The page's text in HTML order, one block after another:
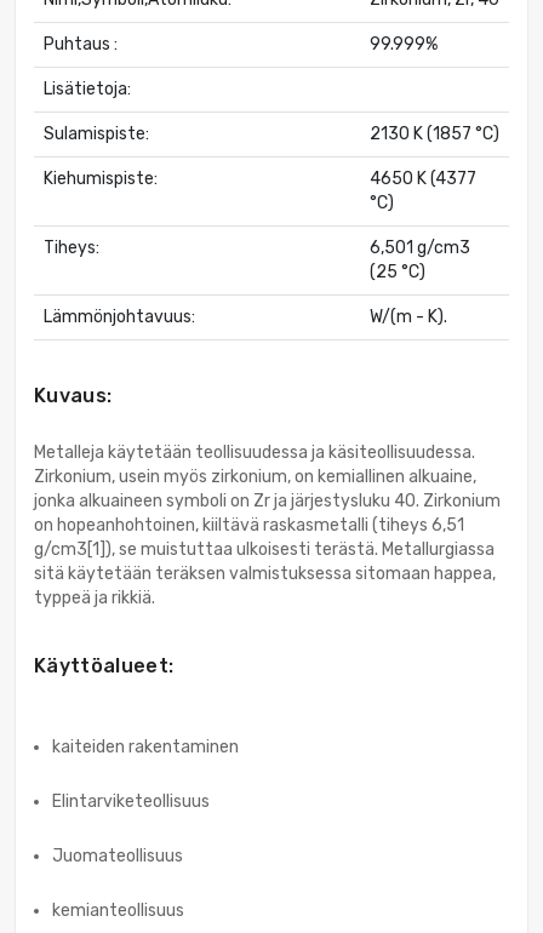
Puhtaus : 99.999%
Lisätietoja:
Sulamispiste: 2130 K (1857 °C)
Kiehumispiste:
4650 K (4377
°C)
Tiheys:
6,501 g/cm3
(25 °C)
Lämmönjohtavuus: W/(m - K).
Kuvaus:
Metalleja käytetään teollisuudessa ja käsiteollisuudessa.
Zirkonium, usein myös zirkonium, on kemiallinen alkuaine,
jonka alkuaineen symboli on Zr ja järjestysluku 40. Zirkonium
on hopeanhohtoinen, kiiltävä raskasmetalli (tiheys 6,51
g/cm3[1]), se muistuttaa ulkoisesti terästä. Metallurgiassa
sitä käytetään teräksen valmistuksessa sitomaan happea,
typpeä ja rikkiä.
Käyttöalueet:
kaiteiden rakentaminen
Elintarviketeollisuus
Juomateollisuus
kemianteollisuus